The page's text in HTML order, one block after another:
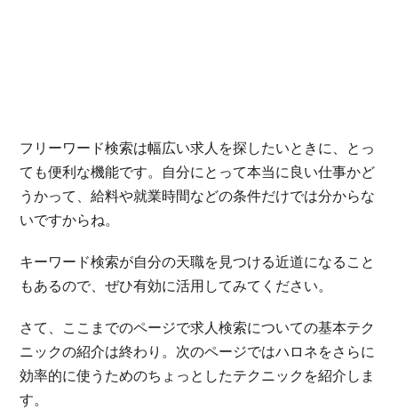
フリーワード検索は幅広い求人を探したいときに、とっ
ても便利な機能です。自分にとって本当に良い仕事かど
うかって、給料や就業時間などの条件だけでは分からな
いですからね。
キーワード検索が自分の天職を見つける近道になること
もあるので、ぜひ有効に活用してみてください。
さて、ここまでのページで求人検索についての基本テク
ニックの紹介は終わり。次のページではハロネをさらに
効率的に使うためのちょっとしたテクニックを紹介しま
す。